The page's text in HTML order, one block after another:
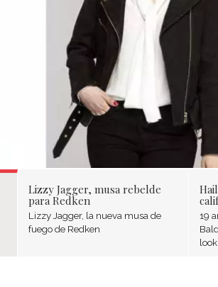
Lizzy Jagger, musa rebelde
para Redken
Lizzy Jagger, la nueva musa de
fuego de Redken
19